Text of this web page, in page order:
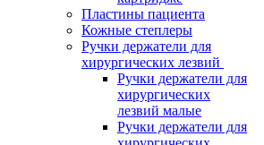
Пластины пациента
Кожные степлеры
Ручки держатели для
хирургических лезвий
Ручки держатели для
хирургических
лезвий малые
Ручки держатели для